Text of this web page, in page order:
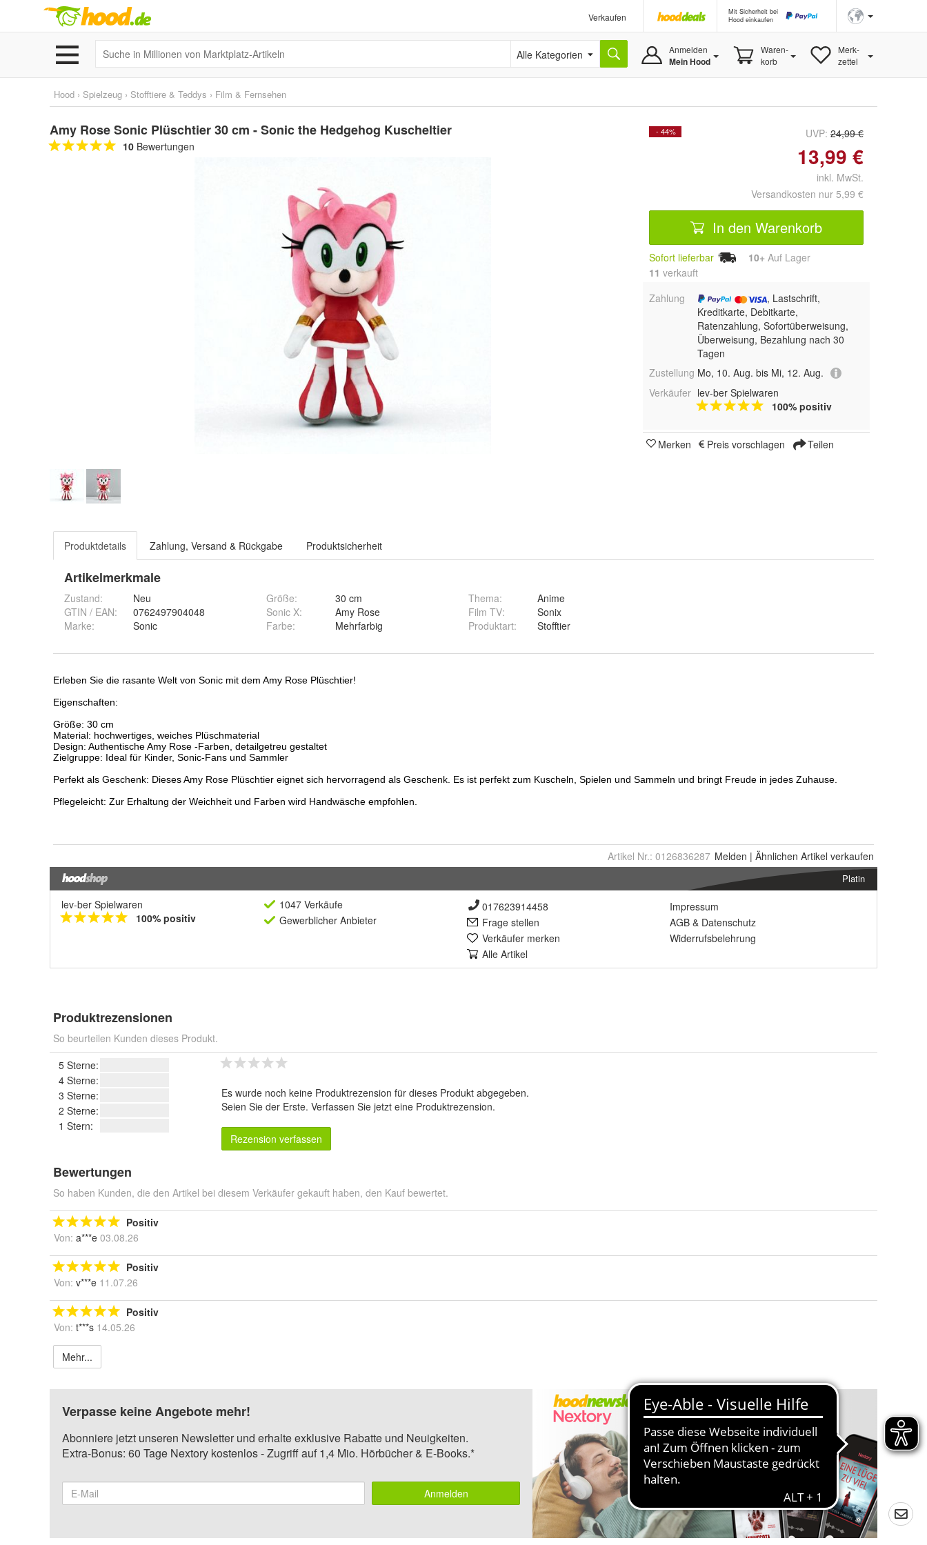
Verkaufen
Mit Sicherheit bei
Hood einkaufen
Alle Kategorien Anmelden
Mein Hood
Waren-
korb
Merk-
zettel
Hood › Spielzeug › Stofftiere & Teddys › Film & Fernsehen
Amy Rose Sonic Plüschtier 30 cm - Sonic the Hedgehog Kuscheltier
10 Bewertungen
- 44% UVP: 24,99 €
13,99 €
inkl. MwSt.
Versandkosten nur 5,99 €
In den Warenkorb
Sofort lieferbar 10+ Auf Lager
11 verkauft
Zahlung
, Lastschrift,
Kreditkarte, Debitkarte,
Ratenzahlung, Sofortüberweisung,
Überweisung, Bezahlung nach 30
Tagen
Zustellung Mo, 10. Aug. bis Mi, 12. Aug.
Verkäufer lev-ber Spielwaren
100% positiv
Merken Preis vorschlagen Teilen
Produktdetails Zahlung, Versand & Rückgabe Produktsicherheit
Artikelmerkmale
Zustand:
Neu
GTIN / EAN:
0762497904048
Marke:
Sonic
Größe:
30 cm
Sonic X:
Amy Rose
Farbe: Mehrfarbig
Thema:
Anime
Film TV:
Sonix
Produktart: Stofftier
Artikel Nr.: 0126836287 Melden | Ähnlichen Artikel verkaufen
Platin
lev-ber Spielwaren
100% positiv
1047 Verkäufe
Gewerblicher Anbieter
017623914458
Frage stellen
Verkäufer merken
Alle Artikel
Impressum
AGB & Datenschutz
Widerrufsbelehrung
Produktrezensionen
So beurteilen Kunden dieses Produkt.
5 Sterne:
4 Sterne:
3 Sterne:
2 Sterne:
1 Stern:
Es wurde noch keine Produktrezension für dieses Produkt abgegeben.
Seien Sie der Erste. Verfassen Sie jetzt eine Produktrezension.
Rezension verfassen
Bewertungen
So haben Kunden, die den Artikel bei diesem Verkäufer gekauft haben, den Kauf bewertet.
Positiv
Von: a***e 03.08.26
Positiv
Von: v***e 11.07.26
Positiv
Von: t***s 14.05.26
Mehr...
Verpasse keine Angebote mehr!
Abonniere jetzt unseren Newsletter und erhalte exklusive Rabatte und Neuigkeiten.
Extra-Bonus: 60 Tage Nextory kostenlos - Zugriff auf 1,4 Mio. Hörbücher & E-Books.*
Anmelden